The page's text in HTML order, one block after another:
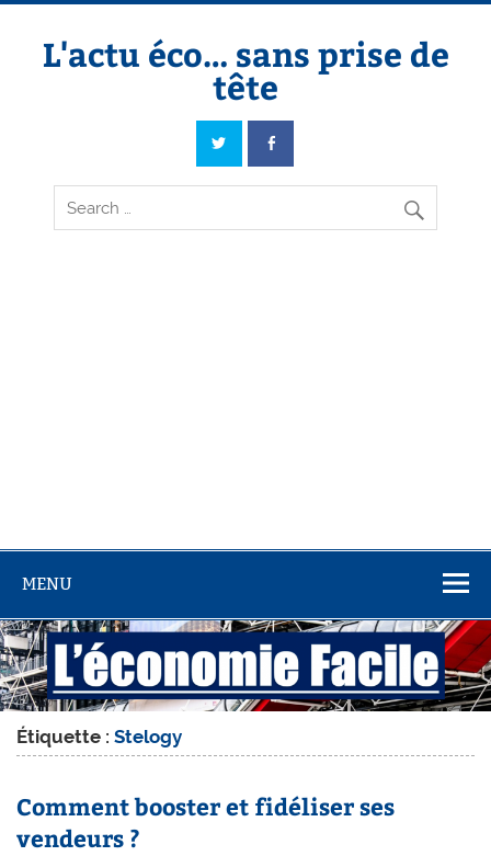
Skip
contentL'actu éco… sans prise de
tête
L'actu éco… sans prise de tête
MENU
Étiquette :Stelogy
Comment booster et fidéliser ses
vendeurs ?